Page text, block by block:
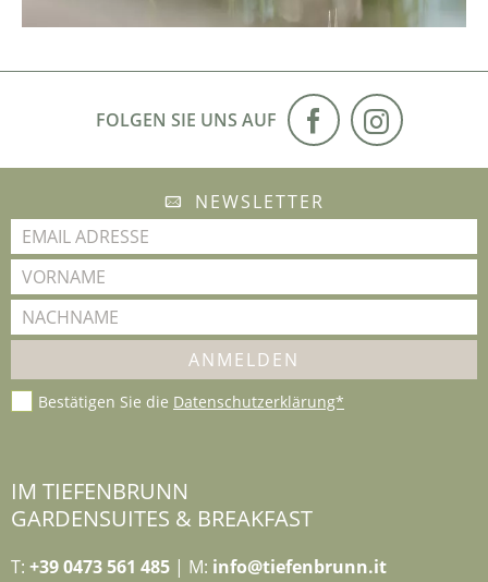
FOLGEN SIE UNS AUF
NEWSLETTER
Bestätigen Sie die Datenschutzerklärung*
IM TIEFENBRUNN
GARDENSUITES & BREAKFAST
T: +39 0473 561 485 | M: info@tiefenbrunn.it